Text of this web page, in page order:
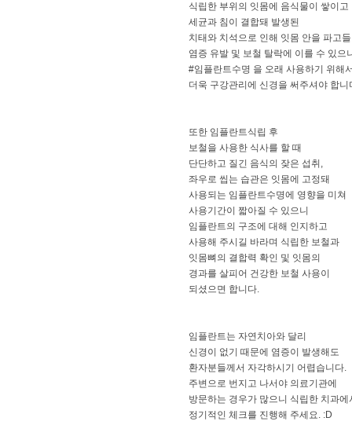
식립한 부위의 잇몸에 음식물이 쌓이고
세균과 침이 결합돼 발생된
치태와 치석으로 인해 잇몸 안을 파고
염증 유발 및 보철 탈락에 이를 수 있으
#임플란트수명 을 오래 사용하기 위해
더욱 구강관리에 신경을 써주셔야 합니
또한 임플란트식립 후
보철을 사용한 식사를 할 때
단단하고 질긴 음식의 잦은 섭취,
좌우로 씹는 습관은 잇몸에 고정돼
사용되는 임플란트수명에 영향을 미쳐
사용기간이 짧아질 수 있으니
임플란트의 구조에 대해 인지하고
사용해 주시길 바라며 식립한 보철과
잇몸뼈의 결합력 확인 및 잇몸의
경과를 살피어 건강한 보철 사용이
되셨으면 합니다.
임플란트는 자연치아와 달리
신경이 없기 때문에 염증이 발생해도
환자분들께서 자각하시기 어렵습니다.
주변으로 번지고 나서야 의료기관에
방문하는 경우가 많으니 식립한 치과에
정기적인 체크를 진행해 주세요. :D